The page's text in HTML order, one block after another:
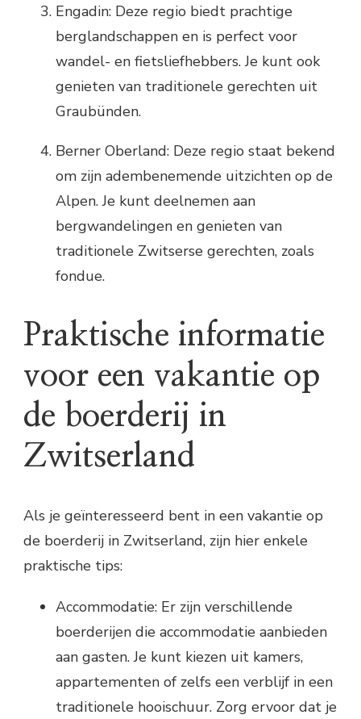
Engadin: Deze regio biedt prachtige
berglandschappen en is perfect voor
wandel- en fietsliefhebbers. Je kunt ook
genieten van traditionele gerechten uit
Graubünden.
Berner Oberland: Deze regio staat bekend
om zijn adembenemende uitzichten op de
Alpen. Je kunt deelnemen aan
bergwandelingen en genieten van
traditionele Zwitserse gerechten, zoals
fondue.
Praktische informatie
voor een vakantie op
de boerderij in
Zwitserland
Als je geïnteresseerd bent in een vakantie op
de boerderij in Zwitserland, zijn hier enkele
praktische tips:
Accommodatie: Er zijn verschillende
boerderijen die accommodatie aanbieden
aan gasten. Je kunt kiezen uit kamers,
appartementen of zelfs een verblijf in een
traditionele hooischuur. Zorg ervoor dat je